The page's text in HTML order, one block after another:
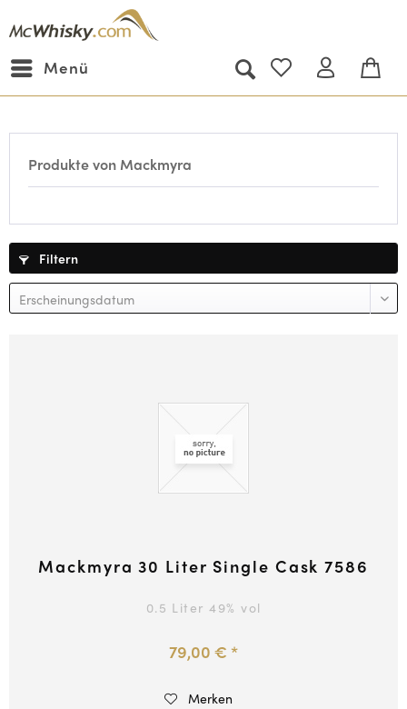
Menü
Produkte von Mackmyra
Filtern
Mackmyra 30 Liter Single Cask 7586
0.5 Liter49% vol
79,00 € *
Merken